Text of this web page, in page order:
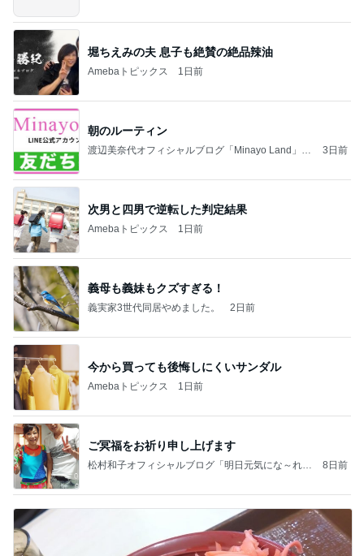
堀ちえみの夫 息子も絶賛の絶品辣油
Amebaトピックス 1日前
朝のルーティン
渡辺美奈代オフィシャルブログ「Minayo Land」P
3日前
次男と四男で逆転した判定結果
Amebaトピックス 1日前
義母も義妹もクズすぎる！
義実家3世代同居やめました。 2日前
今から買っても後悔しにくいサンダル
Amebaトピックス 1日前
ご冥福をお祈り申し上げます
松村和子オフィシャルブログ「明日元気にな～れ」
8日前